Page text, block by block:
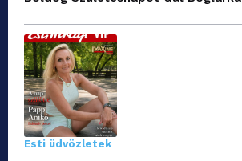
Esti üdvözletek